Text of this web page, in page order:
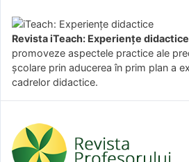
Revista iTeach: Experienţe didactice
promoveze aspectele practice ale
şcolare prin aducerea în prim plan a
cadrelor didactice.